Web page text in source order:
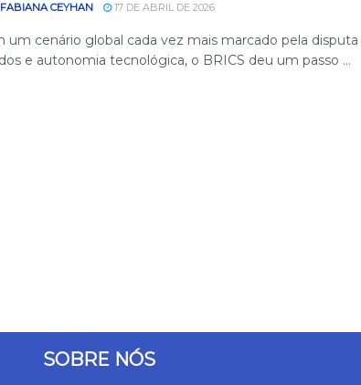
FABIANA CEYHAN 17 DE ABRIL DE 2026
um cenário global cada vez mais marcado pela
e autonomia tecnológica, o BRICS deu um passo ...
SOBRE NÓS